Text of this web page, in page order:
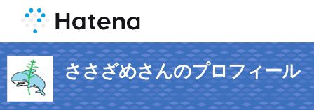
ささざめさんのプロフィール